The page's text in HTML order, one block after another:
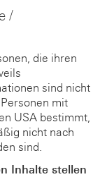
/
die ihren
sind nicht
mit
USA bestimmt,
nicht nach
sind.
Inhalte stellen